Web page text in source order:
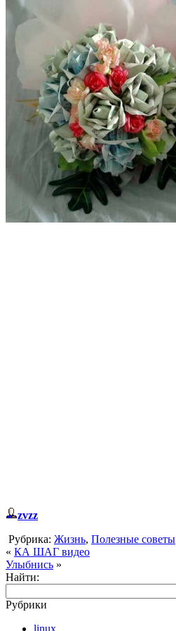
zvzz
Рубрика: Жизнь, Полезные советы
« КА ШАГ видео
Улыбнись »
Найти:
Рубрики
linux